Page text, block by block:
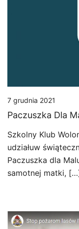
7 grudnia 2021
Paczuszka Dla
Szkolny Klub
udziałuw
Paczuszka dla
samotnej matki,